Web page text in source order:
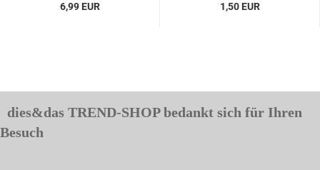
6,99 EUR 1,50 EUR
dies&das TREND-SHOP bedankt sich für Ihren
Besuch